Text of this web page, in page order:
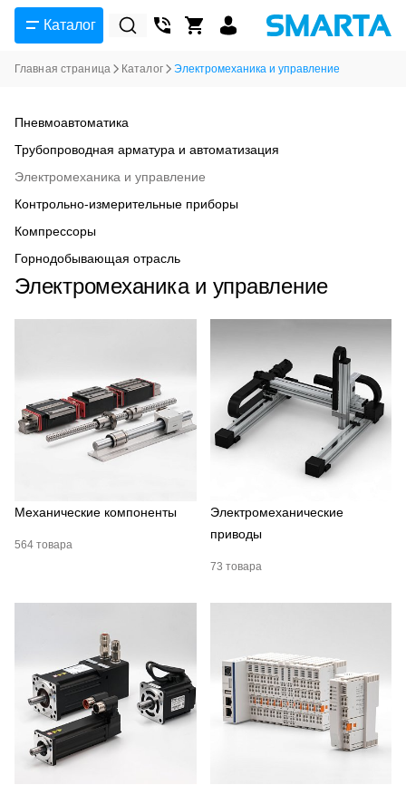
Каталог
Главная страница Каталог Электромеханика и управление
Пневмоавтоматика
Трубопроводная арматура и автоматизация
Электромеханика и управление
Контрольно-измерительные приборы
Компрессоры
Горнодобывающая отрасль
Электромеханика и управление
Механические компоненты
564 товара
Электромеханические
приводы
73 товара